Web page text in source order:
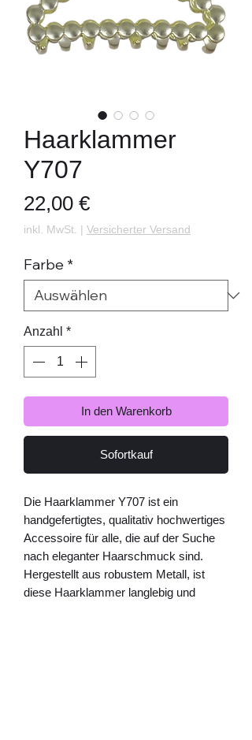
Haarklammer
Y707
22,00 €Preis
inkl. MwSt. | Versicherter Versand
Farbe *
Anzahl *
In den Warenkorb
Sofortkauf
Die Haarklammer Y707 ist ein
handgefertigtes, qualitativ hochwertiges
Accessoire für alle, die auf der Suche
nach eleganter Haarschmuck sind.
Hergestellt aus robustem Metall, ist
diese Haarklammer langlebig und